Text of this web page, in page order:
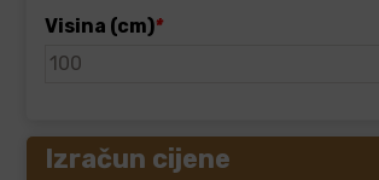
Visina (cm)*
Izračun cijene